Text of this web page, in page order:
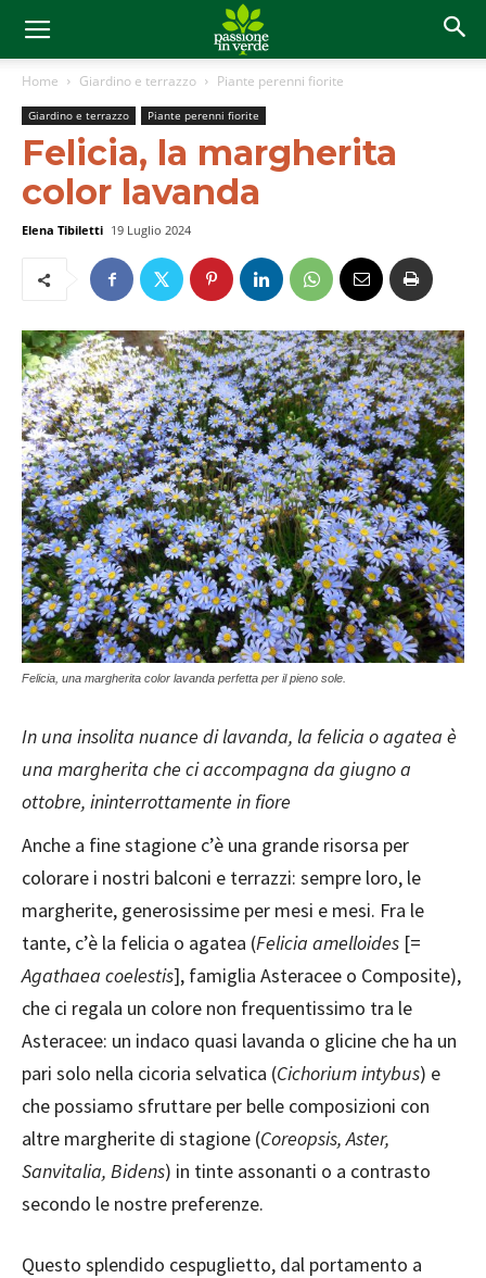
Home Giardino e terrazzo Piante perenni fiorite
Giardino e terrazzo Piante perenni fiorite
Felicia, la margherita
color lavanda
Elena Tibiletti 19 Luglio 2024
Felicia, una margherita color lavanda perfetta per il pieno sole.
In una insolita nuance di lavanda, la felicia o agatea è
una margherita che ci accompagna da giugno a
ottobre, ininterrottamente in fiore
Anche a fine stagione c’è una grande risorsa per
colorare i nostri balconi e terrazzi: sempre loro, le
margherite, generosissime per mesi e mesi. Fra le
tante, c’è la felicia o agatea (Felicia amelloides [=
Agathaea coelestis], famiglia Asteracee o Composite),
che ci regala un colore non frequentissimo tra le
Asteracee: un indaco quasi lavanda o glicine che ha un
pari solo nella cicoria selvatica (Cichorium intybus) e
che possiamo sfruttare per belle composizioni con
altre margherite di stagione (Coreopsis, Aster,
Sanvitalia, Bidens) in tinte assonanti o a contrasto
secondo le nostre preferenze.
Questo splendido cespuglietto, dal portamento a